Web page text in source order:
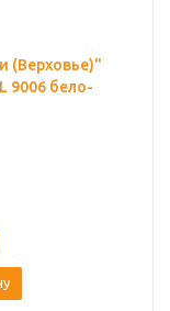
(Верховье)"
9006 бело-